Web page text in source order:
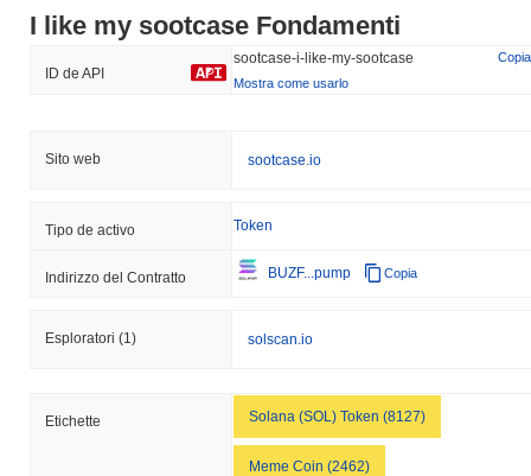
I like my sootcase Fondamenti
ID de API
sootcase-i-like-my-sootcase
Copia
Mostra come usarlo
Sito web sootcase.io
Tipo de activo Token
Indirizzo del Contratto BUZF...pump Copia
Esploratori (1) solscan.io
Etichette Solana (SOL) Token (8127)
Meme Coin (2462)